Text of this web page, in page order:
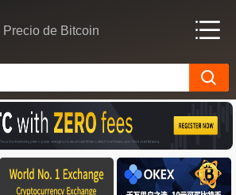
Precio de Bitcoin